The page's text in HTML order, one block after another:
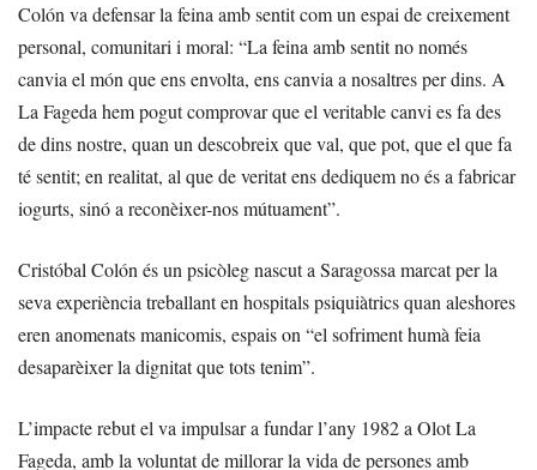
Colón va defensar la feina amb sentit com un espai de creixement
personal, comunitari i moral: “La feina amb sentit no només
canvia el món que ens envolta, ens canvia a nosaltres per dins. A
La Fageda hem pogut comprovar que el veritable canvi es fa des
de dins nostre, quan un descobreix que val, que pot, que el que fa
té sentit; en realitat, al que de veritat ens dediquem no és a fabricar
iogurts, sinó a reconèixer-nos mútuament”.
Cristóbal Colón és un psicòleg nascut a Saragossa marcat per la
seva experiència treballant en hospitals psiquiàtrics quan aleshores
eren anomenats manicomis, espais on “el sofriment humà feia
desaparèixer la dignitat que tots tenim”.
L’impacte rebut el va impulsar a fundar l’any 1982 a Olot La
Fageda, amb la voluntat de millorar la vida de persones amb